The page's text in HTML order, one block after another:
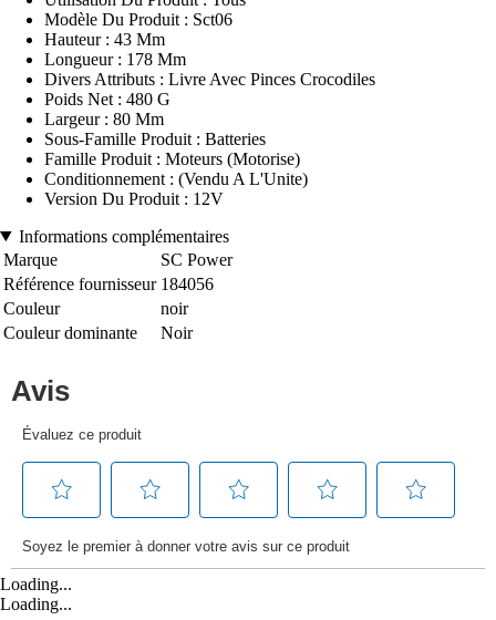
Modèle Du Produit : Sct06
Hauteur : 43 Mm
Longueur : 178 Mm
Divers Attributs : Livre Avec Pinces Crocodiles
Poids Net : 480 G
Largeur : 80 Mm
Sous-Famille Produit : Batteries
Famille Produit : Moteurs (Motorise)
Conditionnement : (Vendu A L'Unite)
Version Du Produit : 12V
Informations complémentaires
Marque
SC Power
Référence fournisseur 184056
Couleur
noir
Couleur dominante
Noir
Loading...
Loading...